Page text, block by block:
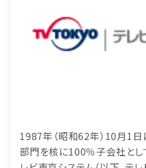
1987年（昭和62年）10月1
部門を核に100％子会社と